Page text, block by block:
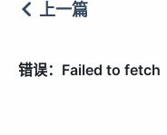
上一篇